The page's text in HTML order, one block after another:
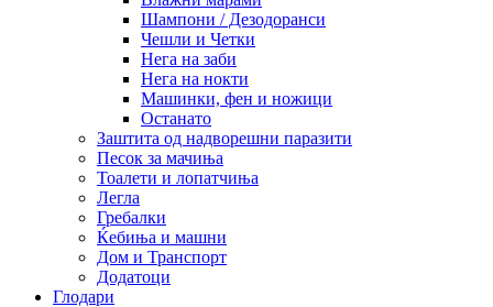
Шампони / Дезодоранси
Чешли и Четки
Нега на заби
Нега на нокти
Машинки, фен и ножици
Останато
Заштита од надворешни паразити
Песок за мачиња
Тоалети и лопатчиња
Легла
Гребалки
Ќебиња и машни
Дом и Транспорт
Додатоци
Глодари